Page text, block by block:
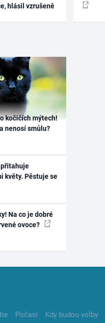
hlásil vzrušeně
kočičích mýtech!
nenosí smůlu?
květy. Pěstuje se
Na co je dobré
ovoce?
Počasí Kdy budou volby